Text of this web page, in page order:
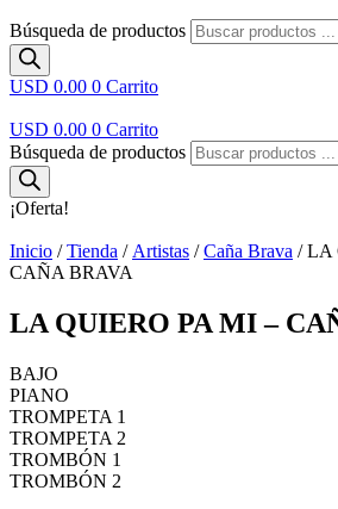
Búsqueda de productos
USD 0.00 0 Carrito
USD 0.00 0 Carrito
Búsqueda de productos
¡Oferta!
Inicio /Tienda / Artistas /Caña Brava / LA
CAÑA BRAVA
LA QUIERO PA MI –
BAJO
PIANO
TROMPETA 1
TROMPETA 2
TROMBÓN 1
TROMBÓN 2